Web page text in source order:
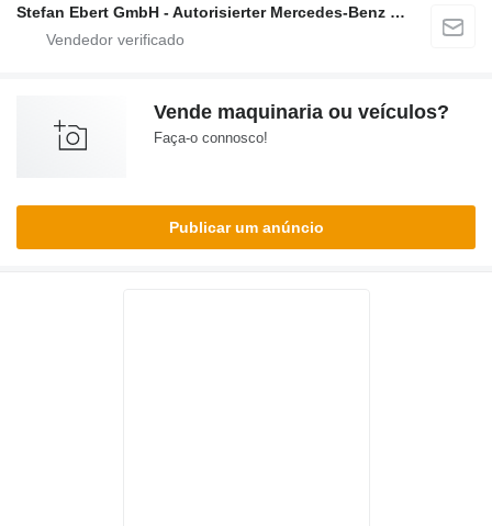
Stefan Ebert GmbH - Autorisierter Mercedes-Benz Servicepartner
Vende maquinaria ou veículos?
Faça-o connosco!
Publicar um anúncio